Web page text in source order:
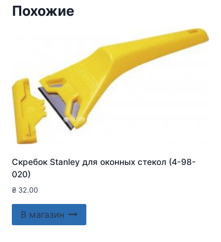
Похожие
Скребок Stanley для оконныx стекол (4-98-
020)
₴ 32.00
В магазин